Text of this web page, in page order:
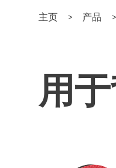
主页 产品
用